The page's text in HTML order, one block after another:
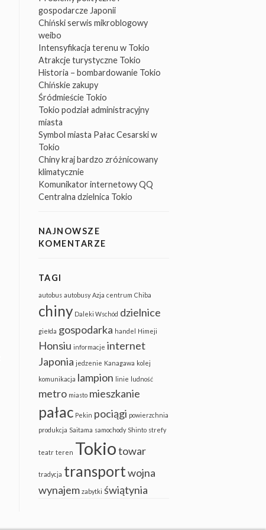
gospodarcze Japonii
Chiński serwis mikroblogowy
weibo
Intensyfikacja terenu w Tokio
Atrakcje turystyczne Tokio
Historia – bombardowanie Tokio
Chińskie zakupy
Śródmieście Tokio
Tokio podział administracyjny
miasta
Symbol miasta Pałac Cesarski w
Tokio
Chiny kraj bardzo zróżnicowany
klimatycznie
Komunikator internetowy QQ
Centralna dzielnica Tokio
NAJNOWSZE
KOMENTARZE
TAGI
autobus autobusy Azja centrum Chiba
chiny Daleki Wschód dzielnice
giełda gospodarka handel Himeji
Honsiu informacje internet
Japonia jedzenie Kanagawa kolej
komunikacja lampion linie ludność
metro miasto mieszkanie
pałac Pekin pociągi powierzchnia
produkcja Saitama samochody Shinto strefy
teatr teren Tokiotowar
tradycja transportwojna
wynajem zabytki świątynia